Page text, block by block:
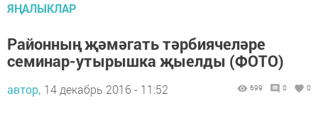
ЯҢАЛЫКЛАР
Районның җәмәгать тәрбиячеләре
семинар-утырышка җыелды (ФОТО)
автор, 14 декабрь 2016 - 11:52 699 0 0